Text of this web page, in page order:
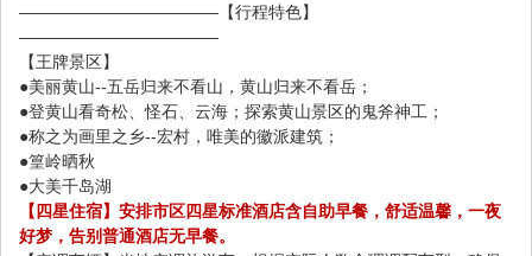
————————————【行程特色】
————————————
【王牌景区】
●美丽黄山--五岳归来不看山，黄山归来不看岳；
●登黄山看奇松、怪石、云海；探索黄山景区的鬼斧神工；
●称之为画里之乡--宏村，唯美的徽派建筑；
●篁岭晒秋
●大美千岛湖
【四星住宿】安排市区四星标准酒店含自助早餐，舒适温馨，一夜
好梦，告别普通酒店无早餐。